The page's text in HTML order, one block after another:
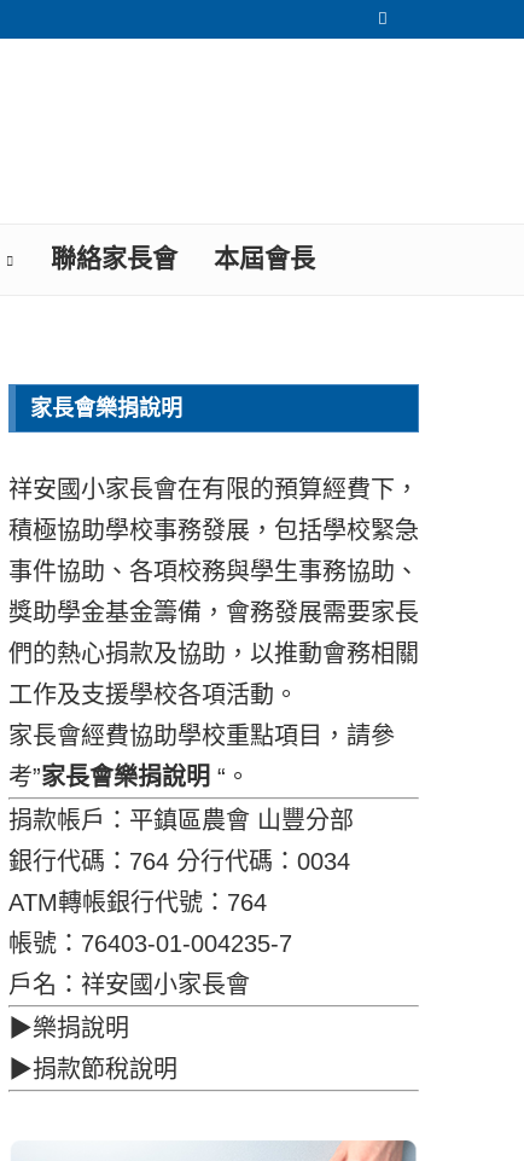
聯絡家長會 本屆會長
家長會樂捐說明
祥安國小家長會在有限的預算經費下，
積極協助學校事務發展，包括學校緊急
事件協助、各項校務與學生事務協助、
獎助學金基金籌備，會務發展需要家長
們的熱心捐款及協助，以推動會務相關
工作及支援學校各項活動。
家長會經費協助學校重點項目，請參
考”家長會樂捐說明 “。
捐款帳戶：平鎮區農會 山豐分部
銀行代碼：764 分行代碼：0034
ATM轉帳銀行代號：764
帳號：76403-01-004235-7
戶名：祥安國小家長會
▶樂捐說明
▶捐款節稅說明